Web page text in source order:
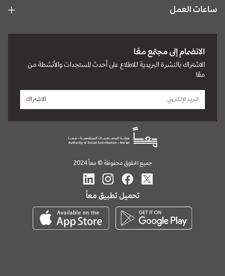
ساعات العمل
الانضمام إلى مجتمع معًا
الاشتراك بالنشرة البريدية للاطلاع على أحدث المستجدات والأنشطة من
معًا
الاشتراك
جميع الحقوق محفوظة © معاً 2024
تحميل تطبيق معاً